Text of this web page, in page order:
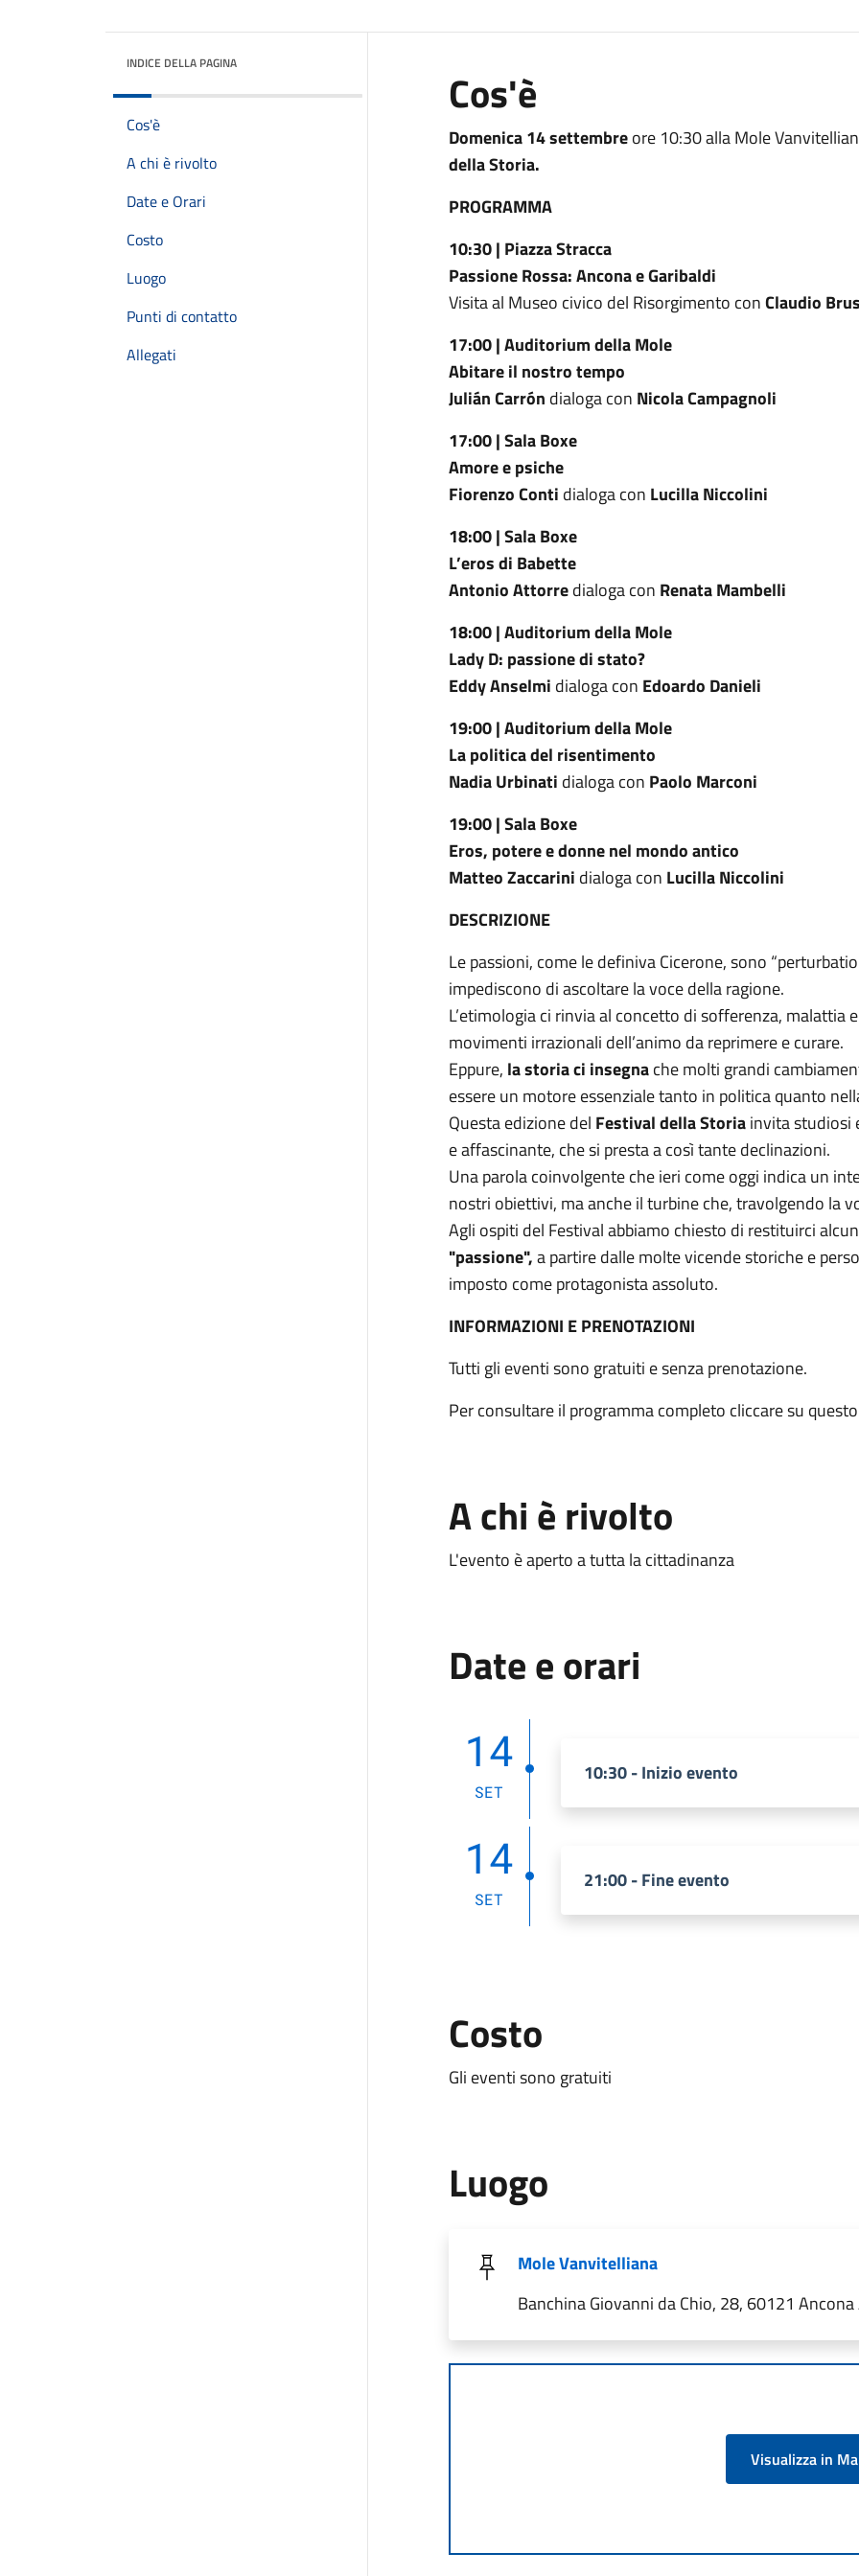
INDICE DELLA PAGINA
Cos'è
A chi è rivolto
Date e Orari
Costo
Luogo
Punti di contatto
Allegati
Cos'è
Domenica 14 settembreore 10:30 alla Mole
della Storia.
PROGRAMMA
10:30 | Piazza Stracca
Passione Rossa: Ancona e Garibaldi
Visita al Museo civico del Risorgimento conClaudio
17:00 | Auditorium della Mole
Abitare il nostro tempo
Julián Carrón dialoga con Nicola Campagnoli
17:00 | Sala Boxe
Amore e psiche
Fiorenzo Conti dialoga con Lucilla Niccolini
18:00 | Sala Boxe
L’eros di Babette
Antonio Attorredialoga con Renata Mambelli
18:00 | Auditorium della Mole
Lady D: passione di stato?
Eddy Anselmi dialoga con Edoardo Danieli
19:00 | Auditorium della Mole
La politica del risentimento
Nadia Urbinati dialoga con Paolo Marconi
19:00 | Sala Boxe
Eros, potere e donne nel mondo antico
Matteo Zaccarini dialoga con Lucilla Niccolini
DESCRIZIONE
Le passioni, come le definiva Cicerone, sono
impediscono di ascoltare la voce della ragione.
L’etimologia ci rinvia al concetto di sofferenza, malattia
movimenti irrazionali dell’animo da reprimere e curare.
Eppure, la storia ci insegnache molti grandi
essere un motore essenziale tanto in politica quanto
Questa edizione del Festival della Storiainvita studiosi
e affascinante, che si presta a così tante declinazioni.
Una parola coinvolgente che ieri come oggi indica un
nostri obiettivi, ma anche il turbine che, travolgendo la
Agli ospiti del Festival abbiamo chiesto di restituirci
"passione",a partire dalle molte vicende storiche e
imposto come protagonista assoluto.
INFORMAZIONI E PRENOTAZIONI
Tutti gli eventi sono gratuiti e senza prenotazione.
Per consultare il programma completo cliccare su questo
A chi è rivolto
L'evento è aperto a tutta la cittadinanza
Date e orari
14
SET
10:30 - Inizio evento
14
SET
21:00 - Fine evento
Costo
Gli eventi sono gratuiti
Luogo
Mole Vanvitelliana
Banchina Giovanni da Chio, 28, 60121 Ancona
Visualizza in